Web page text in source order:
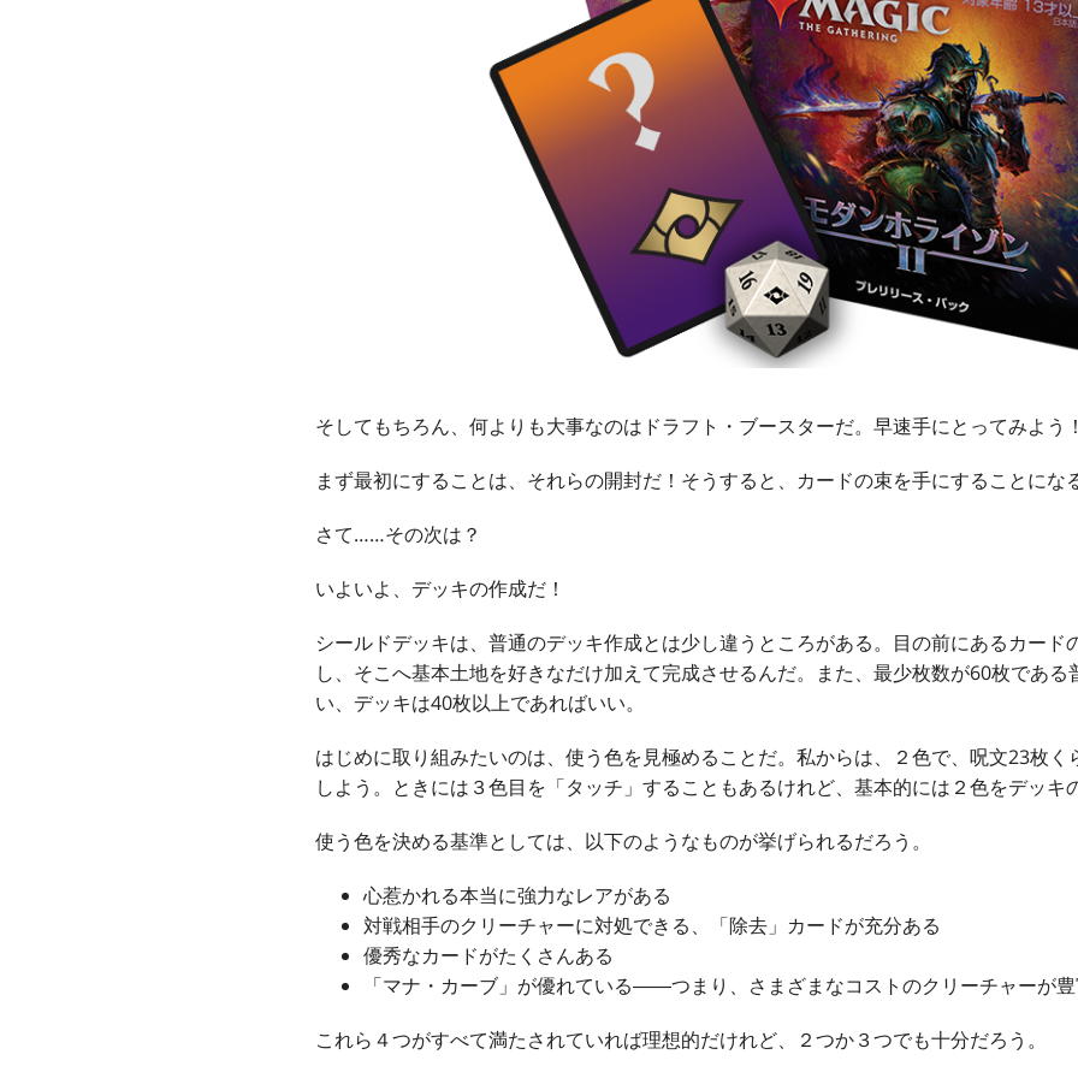
そしてもちろん、何よりも大事なのはドラフト・ブースターだ。早速手にとってみよう
まず最初にすることは、それらの開封だ！そうすると、カードの束を手にすることにな
さて……その次は？
いよいよ、デッキの作成だ！
シールドデッキは、普通のデッキ作成とは少し違うところがある。目の前にあるカード
し、そこへ基本土地を好きなだけ加えて完成させるんだ。また、最少枚数が60枚であ
い、デッキは40枚以上であればいい。
はじめに取り組みたいのは、使う色を見極めることだ。私からは、２色で、呪文23枚
しよう。ときには３色目を「タッチ」することもあるけれど、基本的には２色をデッキ
使う色を決める基準としては、以下のようなものが挙げられるだろう。
心惹かれる本当に強力なレアがある
対戦相手のクリーチャーに対処できる、「除去」カードが充分ある
優秀なカードがたくさんある
「マナ・カーブ」が優れている――つまり、さまざまなコストのクリーチャーが
これら４つがすべて満たされていれば理想的だけれど、２つか３つでも十分だろう。